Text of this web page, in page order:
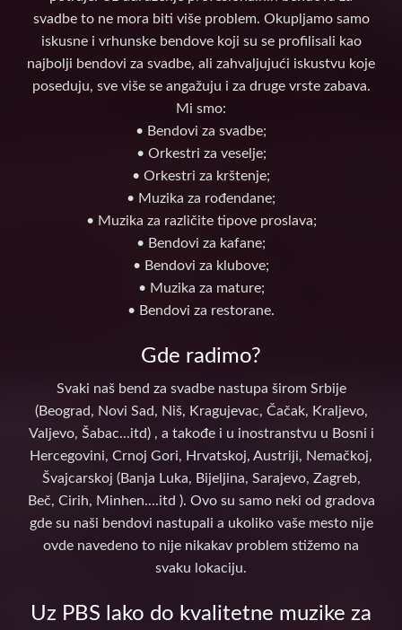
svadbe to ne mora biti više problem. Okupljamo samo
iskusne i vrhunske bendove koji su se profilisali kao
najbolji bendovi za svadbe, ali zahvaljujući iskustvu koje
poseduju, sve više se angažuju i za druge vrste zabava.
Mi smo:
• Bendovi za svadbe;
• Orkestri za veselje;
• Orkestri za krštenje;
• Muzika za rođendane;
• Muzika za različite tipove proslava;
• Bendovi za kafane;
• Bendovi za klubove;
• Muzika za mature;
• Bendovi za restorane.
Gde radimo?
Svaki naš bend za svadbe nastupa širom Srbije
(Beograd, Novi Sad, Niš, Kragujevac, Čačak, Kraljevo,
Valjevo, Šabac...itd) , a takođe i u inostranstvu u Bosni i
Hercegovini, Crnoj Gori, Hrvatskoj, Austriji, Nemačkoj,
Švajcarskoj (Banja Luka, Bijeljina, Sarajevo, Zagreb,
Beč, Cirih, Minhen....itd ). Ovo su samo neki od gradova
gde su naši bendovi nastupali a ukoliko vaše mesto nije
ovde navedeno to nije nikakav problem stižemo na
svaku lokaciju.
Uz PBS lako do kvalitetne muzike za